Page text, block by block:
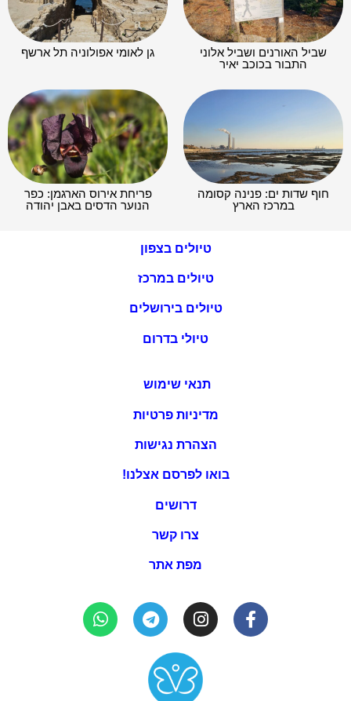
שביל האורנים ושביל אלוני
התבור בכוכב יאיר
גן לאומי אפולוניה תל ארשף
חוף שדות ים: פנינה קסומה
במרכז הארץ
פריחת אירוס הארגמן: כפר
הנוער הדסים באבן יהודה
טיולים בצפון
טיולים במרכז
טיולים בירושלים
טיולי בדרום
תנאי שימוש
מדיניות פרטיות
הצהרת נגישות
בואו לפרסם אצלנו!
דרושים
צרו קשר
מפת אתר